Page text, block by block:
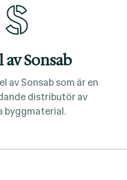
av Sonsab
av Sonsab som är en
distributör av
byggmaterial.